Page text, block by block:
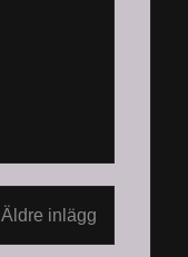
Äldre inlägg